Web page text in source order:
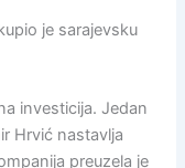
je sarajevsku
investicija. Jedan
Hrvić nastavlja
preuzela je